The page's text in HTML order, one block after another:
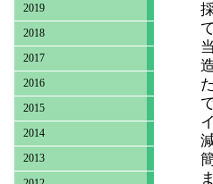
2019
2018
2017
2016
2015
2014
2013